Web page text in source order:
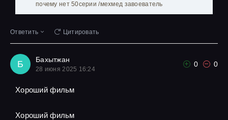
почему нет 50серии /мехмед завоеватель
Ответить Цитировать
Б Бахытжан
28 июня 2025 16:24
0 0
Хороший фильм
Хороший фильм